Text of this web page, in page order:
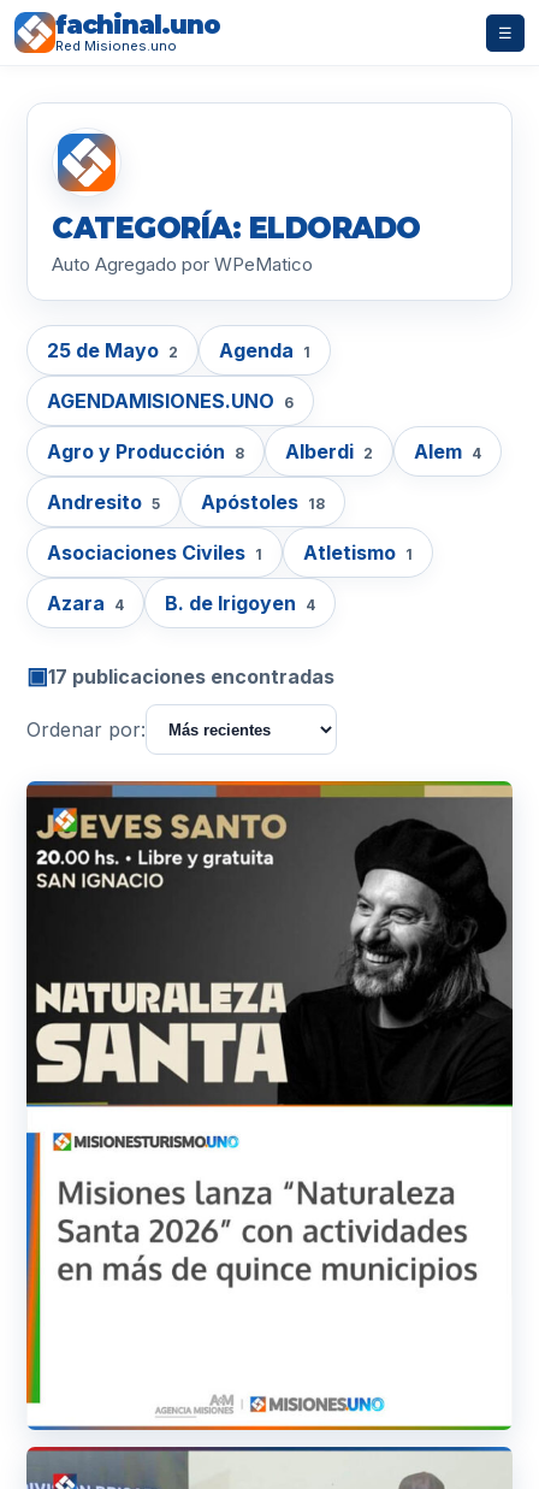
fachinal.uno
Red Misiones.uno
☰
CATEGORÍA: ELDORADO
Auto Agregado por WPeMatico
25 de Mayo 2 Agenda 1
AGENDAMISIONES.UNO 6
Agro y Producción 8 Alberdi 2 Alem 4
Andresito 5 Apóstoles 18
Asociaciones Civiles 1 Atletismo 1
Azara 4 B. de Irigoyen 4
▣17 publicaciones encontradas
Ordenar por: